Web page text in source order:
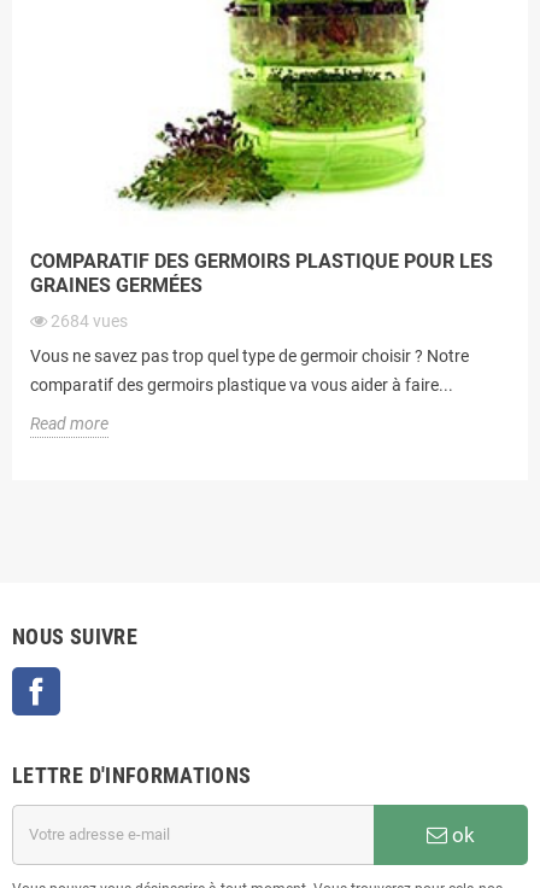
COMPARATIF DES GERMOIRS PLASTIQUE POUR LES
GRAINES GERMÉES
2684vues
Vous ne savez pas trop quel type de germoir choisir ? Notre
comparatif des germoirs plastique va vous aider à faire...
Read more
NOUS SUIVRE
LETTRE D'INFORMATIONS
ok